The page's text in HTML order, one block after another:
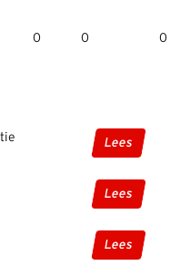
0 0 0
Lees
Lees
Lees